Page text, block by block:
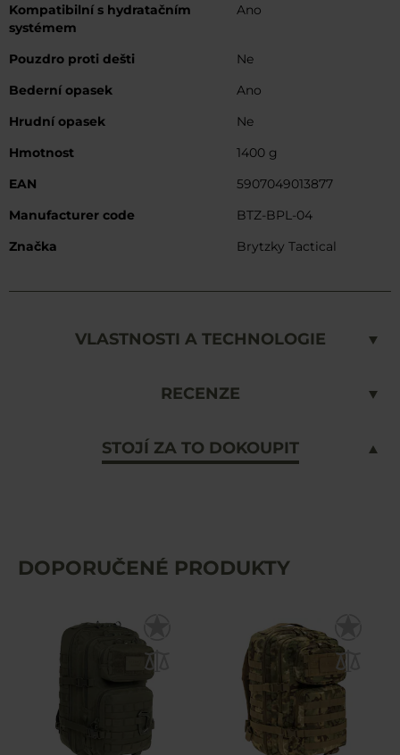
Kompatibilní s hydratačním
systémem
Ano
Pouzdro proti dešti
Ne
Bederní opasek
Ano
Hrudní opasek
Ne
Hmotnost
1400 g
EAN
5907049013877
Manufacturer code
BTZ-BPL-04
Značka
Brytzky Tactical
VLASTNOSTI A TECHNOLOGIE
RECENZE
STOJÍ ZA TO DOKOUPIT
DOPORUČENÉ PRODUKTY